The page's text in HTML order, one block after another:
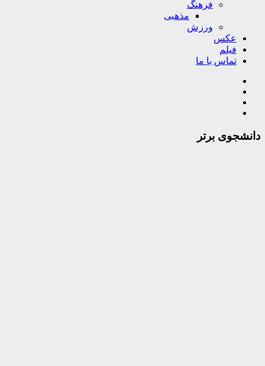
فرهنگ
مذهبی
ورزش
عکس
فیلم
تماس با ما
دانشجوی برتر